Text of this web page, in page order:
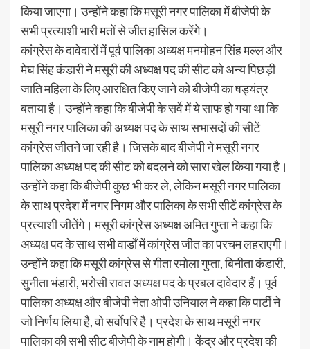
किया जाएगा। उन्होंने कहा कि मसूरी नगर पालिका में बीजेपी के
सभी प्रत्याशी भारी मतों से जीत हासिल करेंगे।
कांग्रेस के दावेदारों में पूर्व पालिका अध्यक्ष मनमोहन सिंह मल्ल और
मेघ सिंह कंडारी ने मसूरी की अध्यक्ष पद की सीट को अन्य पिछड़ी
जाति महिला के लिए आरक्षित किए जाने को बीजेपी का षड्यंत्र
बताया है। उन्होंने कहा कि बीजेपी के सर्वे में ये साफ हो गया था कि
मसूरी नगर पालिका की अध्यक्ष पद के साथ सभासदों की सीटें
कांग्रेस जीतने जा रही है। जिसके बाद बीजेपी ने मसूरी नगर
पालिका अध्यक्ष पद की सीट को बदलने को सारा खेल किया गया है।
उन्होंने कहा कि बीजेपी कुछ भी कर ले, लेकिन मसूरी नगर पालिका
के साथ प्रदेश में नगर निगम और पालिका के सभी सीटें कांग्रेस के
प्रत्याशी जीतेंगे। मसूरी कांग्रेस अध्यक्ष अमित गुप्ता ने कहा कि
अध्यक्ष पद के साथ सभी वार्डों में कांग्रेस जीत का परचम लहराएगी।
उन्होंने कहा कि मसूरी कांग्रेस से गीता रमोला गुप्ता, बिनीता कंडारी,
सुनीता भंडारी, भरोसी रावत अध्यक्ष पद के प्रबल दावेदार हैं। पूर्व
पालिका अध्यक्ष और बीजेपी नेता ओपी उनियाल ने कहा कि पार्टी ने
जो निर्णय लिया है, वो सर्वाेपरि है। प्रदेश के साथ मसूरी नगर
पालिका की सभी सीट बीजेपी के नाम होगी। केंद्र और प्रदेश की